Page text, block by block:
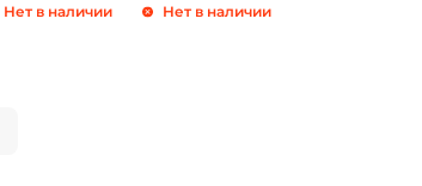
Нет в наличии Нет в наличии